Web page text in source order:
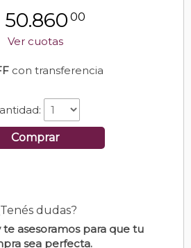
50.860 00
Ver cuotas
con transferencia
Comprar
dudas?
te asesoramos para que tu
sea perfecta.